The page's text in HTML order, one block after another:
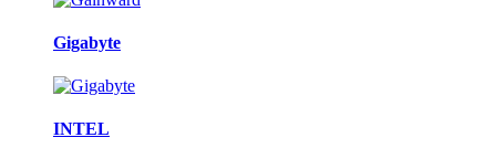
Gigabyte
INTEL